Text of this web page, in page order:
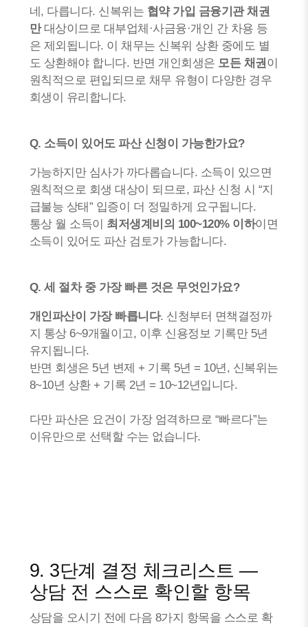
네, 다릅니다. 신복위는 협약 가입 금융기관 채권
만대상이므로 대부업체·사금융·개인 간 차용 등
은 제외됩니다. 이 채무는 신복위 상환 중에도 별
도 상환해야 합니다. 반면 개인회생은 모든 채권이
원칙적으로 편입되므로 채무 유형이 다양한 경우
회생이 유리합니다.
Q. 소득이 있어도 파산 신청이 가능한가요?
가능하지만 심사가 까다롭습니다. 소득이 있으면
원칙적으로 회생 대상이 되므로, 파산 신청 시 “지
급불능 상태” 입증이 더 정밀하게 요구됩니다.
통상 월 소득이 최저생계비의 100~120% 이하이면
소득이 있어도 파산 검토가 가능합니다.
Q. 세 절차 중 가장 빠른 것은 무엇인가요?
개인파산이 가장 빠릅니다. 신청부터 면책결정까
지 통상 6~9개월이고, 이후 신용정보 기록만 5년
유지됩니다.
반면 회생은 5년 변제 + 기록 5년 = 10년, 신복위는
8~10년 상환 + 기록 2년 = 10~12년입니다.
다만 파산은 요건이 가장 엄격하므로 “빠르다”는
이유만으로 선택할 수는 없습니다.
9. 3단계 결정 체크리스트 —
상담 전 스스로 확인할 항목
상담을 오시기 전에 다음 8가지 항목을 스스로 확